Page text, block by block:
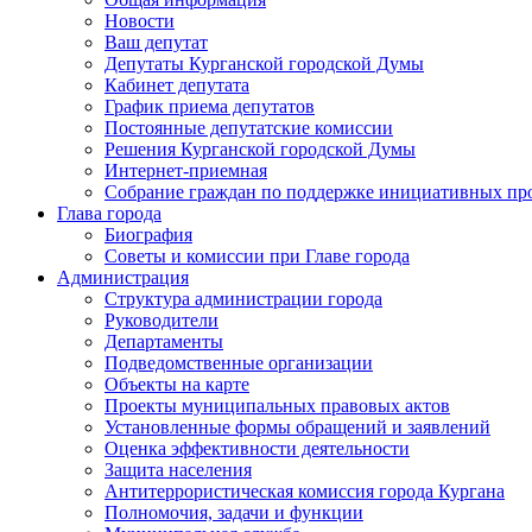
Новости
Ваш депутат
Депутаты Курганской городской Думы
Кабинет депутата
График приема депутатов
Постоянные депутатские комиссии
Решения Курганской городской Думы
Интернет-приемная
Собрание граждан по поддержке инициативных
Глава города
Биография
Советы и комиссии при Главе города
Администрация
Структура администрации города
Руководители
Департаменты
Подведомственные организации
Объекты на карте
Проекты муниципальных правовых актов
Установленные формы обращений и заявлений
Оценка эффективности деятельности
Защита населения
Антитеррористическая комиссия города Кургана
Полномочия, задачи и функции